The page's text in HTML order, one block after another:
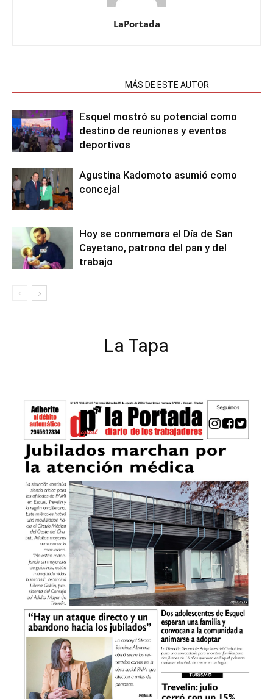
LaPortada
MÁS DE ESTE AUTOR
Esquel mostró su potencial como
destino de reuniones y eventos
deportivos
Agustina Kadomoto asumió como
concejal
Hoy se conmemora el Día de San
Cayetano, patrono del pan y del
trabajo
La Tapa